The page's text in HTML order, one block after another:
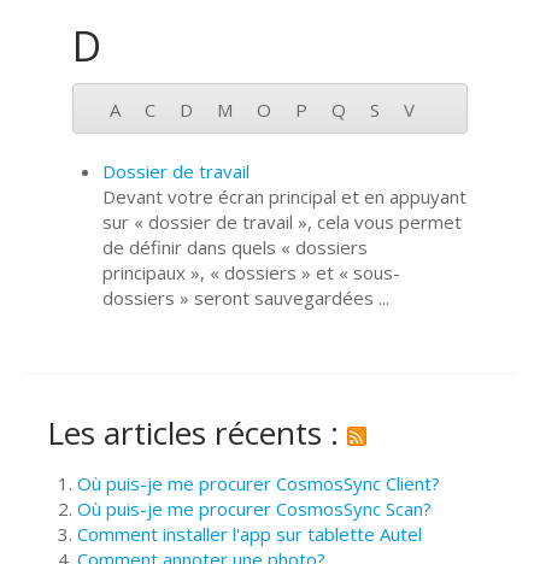
D
A C D M O P Q S V
Dossier de travail
Devant votre écran principal et en appuyant
sur « dossier de travail », cela vous permet
de définir dans quels « dossiers
principaux », « dossiers » et « sous-
dossiers » seront sauvegardées ...
Les articles récents :
Où puis-je me procurer CosmosSync Client?
Où puis-je me procurer CosmosSync Scan?
Comment installer l'app sur tablette Autel
Comment annoter une photo?